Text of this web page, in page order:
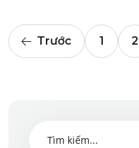
Trước 1 2